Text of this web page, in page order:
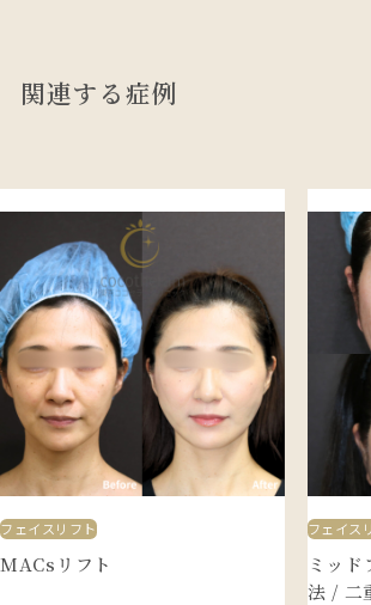
関連する症例
フェイスリフト
MACsリフト
フェイス
ミッ
法 / 二